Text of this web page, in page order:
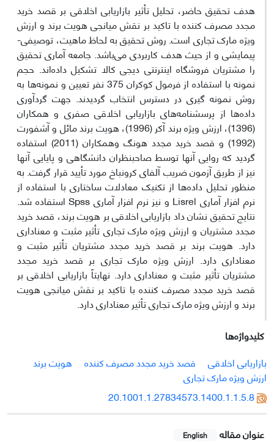
هدف تحقیق حاضر، تحلیل تأثیر بازاریابی اخلاقی بر قصد خرید
مجدد مصرف کننده با تاکید بر نقش میانجی هویت برند و ارزش
ویژه مارک تجاری است. روش تحقیق به لحاظ ماهیت، توصیفی-
پیمایشی و از حیث هدف کاربردی می‌باشد. جامعه آماری تحقیق
را مشتریان فروشگاه اینترنتی دیجی کالا تشکیل داده‌اند. حجم
نمونه با استفاده از فرمول کوکران 375 نفر تعیین و نمونه‌ها به
روش نمونه گیری در دسترس انتخاب گردیدند. جهت گردآوری
داده‌ها از پرسشنامه‌های بازاریابی اخلاقی صفری و همکاران
(1396)، ارزش ویژه برند آکر (1996)، هویت برند مائل و آشفورت
(1992) و قصد خرید مجدد هونگ وهمکاران (2011) استفاده
گردید که روایی آنها توسط صاحبنظران دانشگاهی و پایایی آنها
نیز از طریق آزمون ضریب آلفای کرونباخ مورد تأیید قرار گرفت. به
منظور تحلیل داده‌ها از تکنیک معادلات ساختاری با استفاده از
نرم افزار آماری Lisrel و نیز نرم افزار آماری Spss استفاده شد.
نتایج تحقیق نشان داد بازاریابی اخلاقی بر هویت برند، قصد خرید
مجدد مشتریان و ارزش ویژه مارک تجاری تأثیر مثبت و معناداری
دارد. هویت برند بر قصد خرید مجدد مشتریان تأثیر مثبت و
معناداری دارد. ارزش ویژه مارک تجاری بر قصد خرید مجدد
مشتریان تأثیر مثبت و معناداری دارد. نهایتاً بازاریابی اخلاقی بر
قصد خرید مجدد مصرف کننده با تاکید بر نقش میانجی هویت
برند و ارزش ویژه مارک تجاری تأثیر معناداری دارد.
کلیدواژه‌ها
بازاریابی اخلاقی
قصد خرید مجدد مصرف کننده
هویت برند
ارزش ویژه مارک تجاری
20.1001.1.27834573.1400.1.1.5.8
عنوان مقاله English